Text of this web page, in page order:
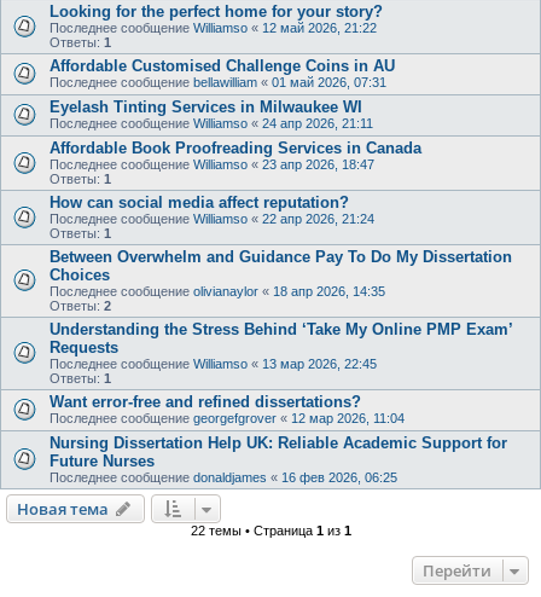
Looking for the perfect home for your story?
Последнее сообщение Williamso « 12 май 2026, 21:22
Ответы: 1
Affordable Customised Challenge Coins in AU
Последнее сообщение bellawilliam « 01 май 2026, 07:31
Eyelash Tinting Services in Milwaukee WI
Последнее сообщение Williamso « 24 апр 2026, 21:11
Affordable Book Proofreading Services in Canada
Последнее сообщение Williamso « 23 апр 2026, 18:47
Ответы: 1
How can social media affect reputation?
Последнее сообщение Williamso « 22 апр 2026, 21:24
Ответы: 1
Between Overwhelm and Guidance Pay To Do My Dissertation
Choices
Последнее сообщение olivianaylor « 18 апр 2026, 14:35
Ответы: 2
Understanding the Stress Behind ‘Take My Online PMP Exam’
Requests
Последнее сообщение Williamso « 13 мар 2026, 22:45
Ответы: 1
Want error-free and refined dissertations?
Последнее сообщение georgefgrover « 12 мар 2026, 11:04
Nursing Dissertation Help UK: Reliable Academic Support for
Future Nurses
Последнее сообщение donaldjames « 16 фев 2026, 06:25
Новая тема
22 темы • Страница 1из 1
Перейти